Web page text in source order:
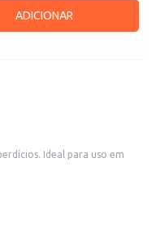
ADICIONAR